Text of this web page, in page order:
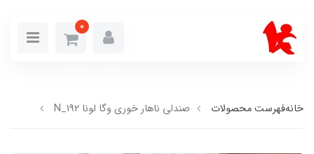
0
خانهفهرست محصولات صندلی ناهار خوری وگا لونا N_192